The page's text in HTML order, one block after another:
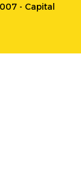
- Capital